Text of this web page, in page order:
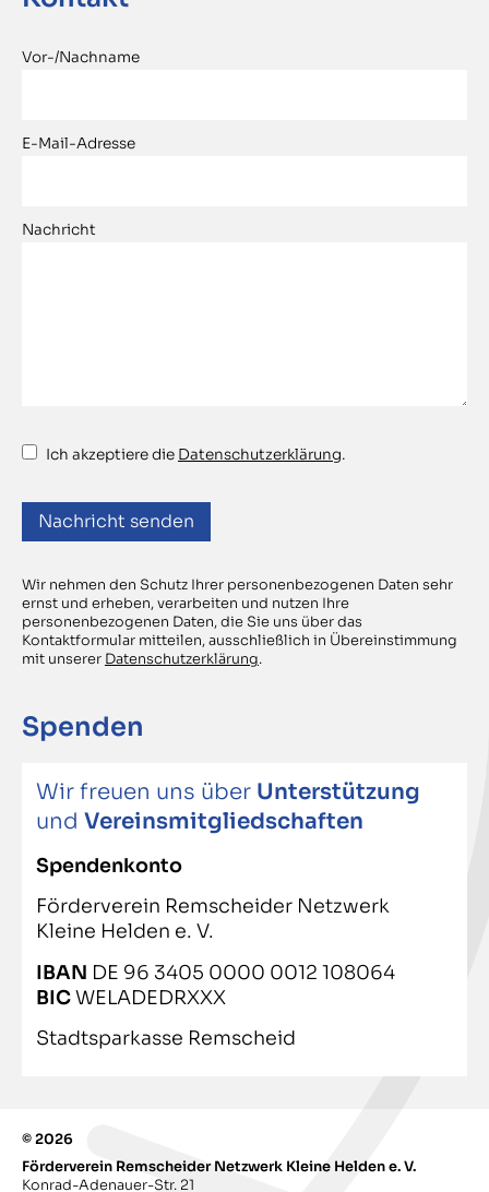
Vor-/Nachname
E-Mail-Adresse
Nachricht
Ich akzeptiere die Datenschutzerklärung.
Wir nehmen den Schutz Ihrer personenbezogenen Daten sehr
ernst und erheben, verarbeiten und nutzen Ihre
personenbezogenen Daten, die Sie uns über das
Kontaktformular mitteilen, ausschließlich in Übereinstimmung
mit unserer Datenschutzerklärung.
Spenden
Wir freuen uns über Unterstützung
undVereinsmitgliedschaften
Spendenkonto
Förderverein Remscheider Netzwerk
Kleine Helden e. V.
IBAN DE 96 3405 0000 0012 108064
BIC WELADEDRXXX
Stadtsparkasse Remscheid
© 2026
Förderverein Remscheider Netzwerk Kleine Helden e. V.
Konrad-Adenauer-Str. 21